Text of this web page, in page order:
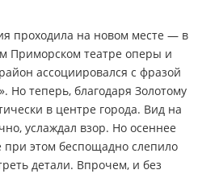
проходила на новом месте — в
Приморском театре оперы и
ассоциировался с фразой
Но теперь, благодаря Золотому
в центре города. Вид на
услаждал взор. Но осеннее
при этом беспощадно слепило
детали. Впрочем, и без